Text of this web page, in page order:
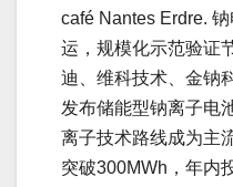
café Nantes Erdre.
运，规模化示范验证
迪、维科技术、金钠
发布储能型钠离子电
离子技术路线成为主
突破300MWh，年内